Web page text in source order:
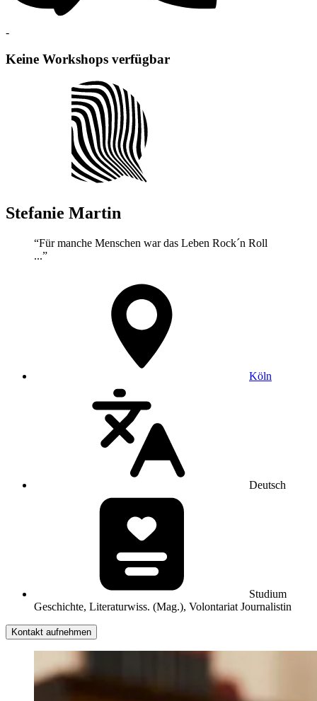
-
Keine Workshops verfügbar
Stefanie Martin
“Für manche Menschen war das Leben Rock´n Roll
...”
Köln
Deutsch
Studium
Geschichte, Literaturwiss. (Mag.), Volontariat Journalistin
Kontakt aufnehmen